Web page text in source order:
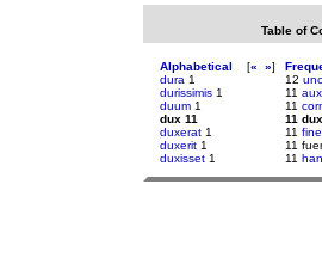
Table of
Alphabetical [« »]
dura 1
durissimis 1
duum 1
dux 11
duxerat 1
duxerit 1
duxisset 1
12
11
11
11 dux
11
11
11